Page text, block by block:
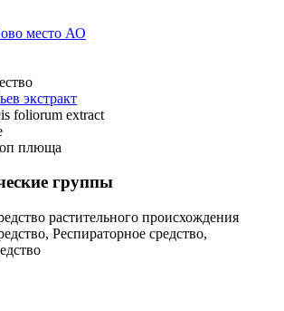
место АО
экстракт
foliorum extract
плюща
группы
растительного происхождения
Респираторное средство,